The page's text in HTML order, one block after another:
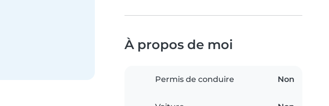
À propos de moi
Permis de conduire Non